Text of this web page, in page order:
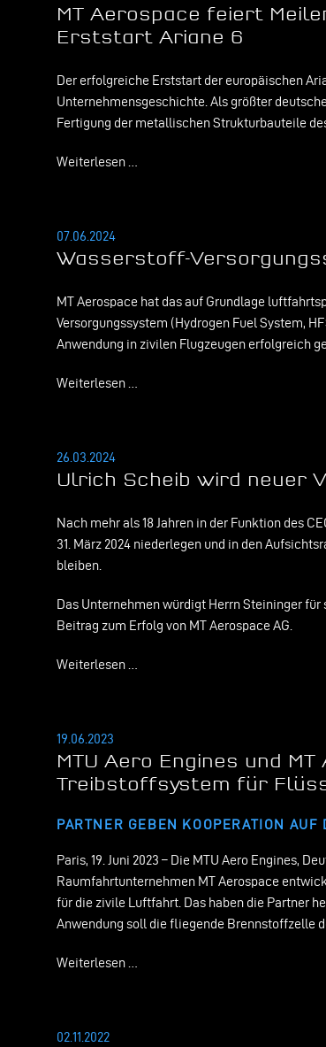
MT Aerospace feiert
Erststart Ariane 6
Der erfolgreiche Erststart der europäischen
Unternehmensgeschichte. Als größter
Fertigung der metallischen Strukturbauteile
Weiterlesen …
07.06.2024
Wasserstoff-
MT Aerospace hat das auf Grundlage
Versorgungssystem (Hydrogen Fuel System,
Anwendung in zivilen Flugzeugen erfolgreich
Weiterlesen …
26.03.2024
Ulrich Scheib wird neuer
Nach mehr als 18 Jahren in der Funktion des
31. März 2024 niederlegen und in den
bleiben.
Das Unternehmen würdigt Herrn Steininger
Beitrag zum Erfolg von MT Aerospace AG.
Weiterlesen …
19.06.2023
MTU Aero Engines und
Treibstoffsystem für
PARTNER GEBEN KOOPERATION
Paris, 19. Juni 2023 – Die MTU Aero Engines,
Raumfahrtunternehmen MT Aerospace
für die zivile Luftfahrt. Das haben die Partner
Anwendung soll die fliegende Brennstoffzelle
Weiterlesen …
02.11.2022